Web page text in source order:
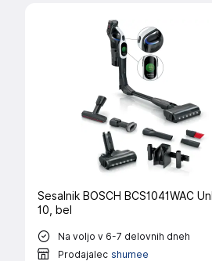
Sesalnik BOSCH BCS1041WAC
10, bel
Na voljo v 6-7 delovnih dneh
Prodajalec shumee